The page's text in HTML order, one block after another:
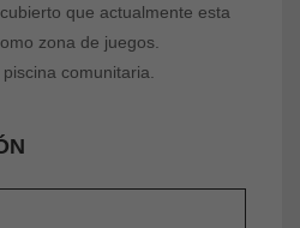
que actualmente esta
zona de juegos.
comunitaria.